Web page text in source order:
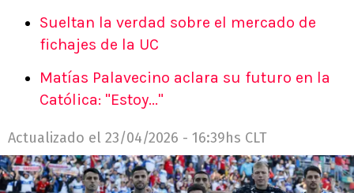
Sueltan la verdad sobre el mercado de
fichajes de la UC
Matías Palavecino aclara su futuro en la
Católica: "Estoy..."
Actualizado el 23/04/2026 - 16:39hs CLT